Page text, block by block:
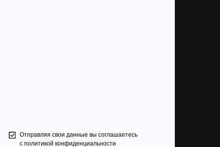
Отправляя свои данные вы соглашаетесь
с политикой конфиденциальности